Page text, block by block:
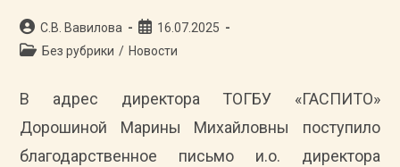
Автор
записи:
С.В. Вавилова
Запись
опубликована:
16.07.2025
РубрикаБез рубрики / Новости
В адрес директора ТОГБУ «ГАСПИТО»
Дорошиной Марины Михайловны поступило
благодарственное письмо и.о. директора